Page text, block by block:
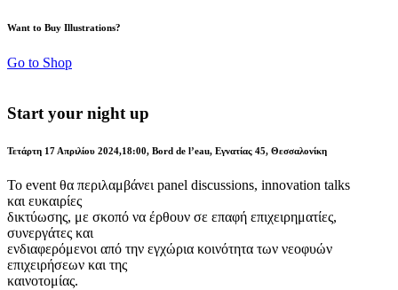
Want to Buy Illustrations?
Go to Shop
Start your night up
Τετάρτη 17 Απριλίου 2024,18:00, Bord de l’eau, Εγνατίας 45, Θεσσαλονίκη
Το event θα περιλαμβάνει panel discussions, innovation talks
και ευκαιρίες
δικτύωσης, με σκοπό να έρθουν σε επαφή επιχειρηματίες,
συνεργάτες και
ενδιαφερόμενοι από την εγχώρια κοινότητα των νεοφυών
επιχειρήσεων και της
καινοτομίας.